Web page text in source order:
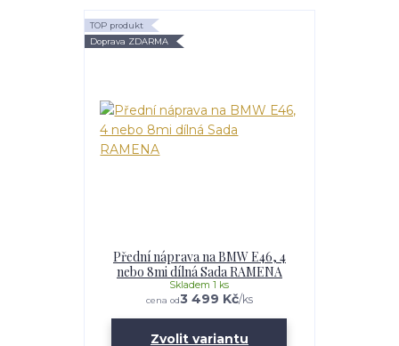
TOP produkt
Doprava ZDARMA
Přední náprava na BMW E46, 4
nebo 8mi dílná Sada RAMENA
cena od3 499 Kč/ks
Skladem 1 ks
Zvolit variantu